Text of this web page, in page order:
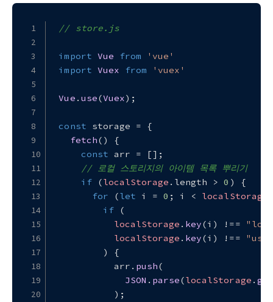
// store.js
import Vue from
'vue'
import Vuex from 'vuex'
Vue . use(Vuex);
const storage = {
fetch( ) {
const arr = [];
// 로컬 스토리지의 아이템 목록 뿌리기
if (localStorage . length > 0 ) {
for (let i = 0 ; i < localStorage
if (
localStorage . key(i) !==
localStorage . key(i) !==
        ) {
          arr.
push(
JSON . parse(localStorage .
          );